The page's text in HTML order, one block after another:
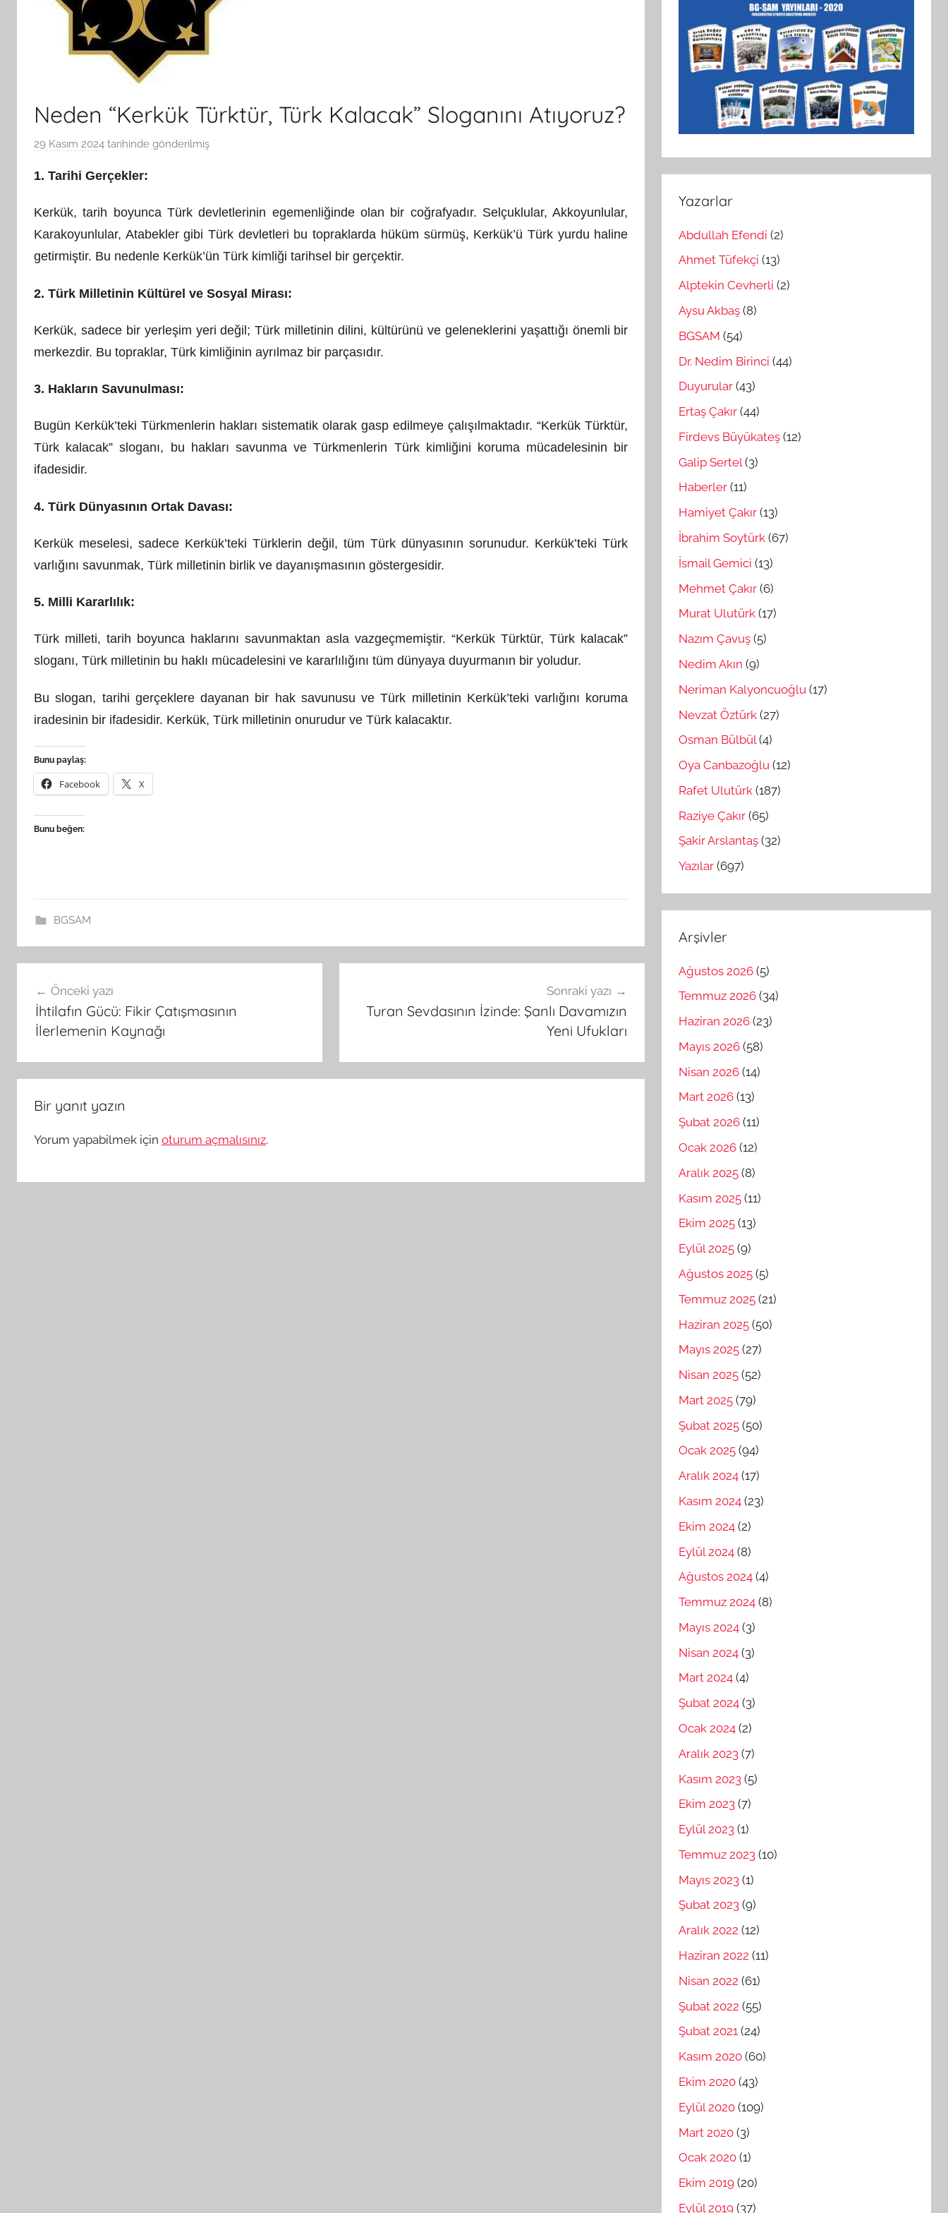
Neden “Kerkük Türktür, Türk Kalacak” Sloganını Atıyoruz?
29 Kasım 2024 tarihinde gönderilmiş
M
t
a
a
ı
1. Tarihi Gerçekler:
Kerkük, tarih boyunca Türk devletlerinin egemenliğinde olan bir coğrafyadır. Selçuklular, Akkoyunlular,
Karakoyunlular, Atabekler gibi Türk devletleri bu topraklarda hüküm sürmüş, Kerkük’ü Türk yurdu haline
getirmiştir. Bu nedenle Kerkük’ün Türk kimliği tarihsel bir gerçektir.
2. Türk Milletinin Kültürel ve Sosyal Mirası:
Kerkük, sadece bir yerleşim yeri değil; Türk milletinin dilini, kültürünü ve geleneklerini yaşattığı önemli bir
merkezdir. Bu topraklar, Türk kimliğinin ayrılmaz bir parçasıdır.
3. Hakların Savunulması:
Bugün Kerkük’teki Türkmenlerin hakları sistematik olarak gasp edilmeye çalışılmaktadır. “Kerkük Türktür,
Türk kalacak” sloganı, bu hakları savunma ve Türkmenlerin Türk kimliğini koruma mücadelesinin bir
ifadesidir.
4. Türk Dünyasının Ortak Davası:
Kerkük meselesi, sadece Kerkük’teki Türklerin değil, tüm Türk dünyasının sorunudur. Kerkük’teki Türk
varlığını savunmak, Türk milletinin birlik ve dayanışmasının göstergesidir.
5. Milli Kararlılık:
Türk milleti, tarih boyunca haklarını savunmaktan asla vazgeçmemiştir. “Kerkük Türktür, Türk kalacak”
sloganı, Türk milletinin bu haklı mücadelesini ve kararlılığını tüm dünyaya duyurmanın bir yoludur.
Bu slogan, tarihi gerçeklere dayanan bir hak savunusu ve Türk milletinin Kerkük’teki varlığını koruma
iradesinin bir ifadesidir. Kerkük, Türk milletinin onurudur ve Türk kalacaktır.
Bunu paylaş:
Facebook X
Bunu beğen:
BGSAM
gezinmesi
Önceki yazı
İhtilafın Gücü: Fikir Çatışmasının
İlerlemenin Kaynağı
Sonraki yazı
Turan Sevdasının İzinde: Şanlı Davamızın
Yeni Ufukları
Bir yanıt yazın
Yorum yapabilmek için oturum açmalısınız.
Yazarlar
Abdullah Efendi (2)
Ahmet Tüfekçi (13)
Alptekin Cevherli (2)
Aysu Akbaş (8)
BGSAM (54)
Dr. Nedim Birinci (44)
Duyurular (43)
Ertaş Çakır (44)
Firdevs Büyükateş (12)
Galip Sertel (3)
Haberler (11)
Hamiyet Çakır (13)
İbrahim Soytürk (67)
İsmail Gemici (13)
Mehmet Çakır (6)
Murat Ulutürk (17)
Nazım Çavuş (5)
Nedim Akın (9)
Neriman Kalyoncuoğlu (17)
Nevzat Öztürk (27)
Osman Bülbül(4)
Oya Canbazoğlu (12)
Rafet Ulutürk (187)
Raziye Çakır (65)
Şakir Arslantaş (32)
Yazılar (697)
Arşivler
Ağustos 2026 (5)
Temmuz 2026 (34)
Haziran 2026 (23)
Mayıs 2026 (58)
Nisan 2026 (14)
Mart 2026 (13)
Şubat 2026 (11)
Ocak 2026 (12)
Aralık 2025 (8)
Kasım 2025 (11)
Ekim 2025 (13)
Eylül 2025 (9)
Ağustos 2025 (5)
Temmuz 2025 (21)
Haziran 2025 (50)
Mayıs 2025 (27)
Nisan 2025 (52)
Mart 2025 (79)
Şubat 2025 (50)
Ocak 2025 (94)
Aralık 2024 (17)
Kasım 2024 (23)
Ekim 2024 (2)
Eylül 2024 (8)
Ağustos 2024 (4)
Temmuz 2024 (8)
Mayıs 2024 (3)
Nisan 2024 (3)
Mart 2024 (4)
Şubat 2024 (3)
Ocak 2024 (2)
Aralık 2023 (7)
Kasım 2023 (5)
Ekim 2023 (7)
Eylül 2023 (1)
Temmuz 2023 (10)
Mayıs 2023 (1)
Şubat 2023 (9)
Aralık 2022 (12)
Haziran 2022 (11)
Nisan 2022 (61)
Şubat 2022 (55)
Şubat 2021 (24)
Kasım 2020 (60)
Ekim 2020 (43)
Eylül 2020 (109)
Mart 2020 (3)
Ocak 2020 (1)
Ekim 2019 (20)
Eylül 2019 (37)